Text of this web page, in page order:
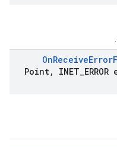
OnReceiveError
Point, INET